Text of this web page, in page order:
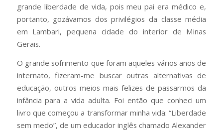
grande liberdade de vida, pois meu pai era médico e,
portanto, gozávamos dos privilégios da classe média
em Lambari, pequena cidade do interior de Minas
Gerais.
O grande sofrimento que foram aqueles vários anos de
internato, fizeram-me buscar outras alternativas de
educação, outros meios mais felizes de passarmos da
infância para a vida adulta. Foi então que conheci um
livro que começou a transformar minha vida: “Liberdade
sem medo”, de um educador inglês chamado Alexander